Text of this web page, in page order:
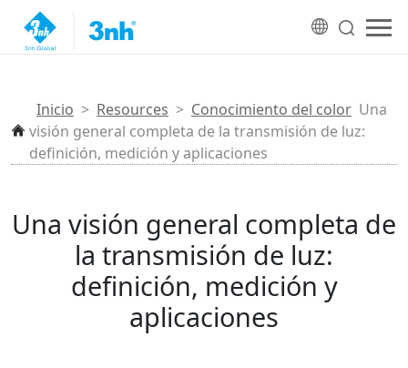
Inicio > Resources > Conocimiento del color Una
visión general completa de la transmisión de luz:
definición, medición y aplicaciones
Una visión general completa de
la transmisión de luz:
definición, medición y
aplicaciones